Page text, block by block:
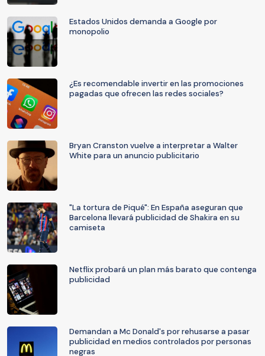
Estados Unidos demanda a Google por
monopolio
¿Es recomendable invertir en las promociones
pagadas que ofrecen las redes sociales?
Bryan Cranston vuelve a interpretar a Walter
White para un anuncio publicitario
"La tortura de Piqué": En España aseguran que
Barcelona llevará publicidad de Shakira en su
camiseta
Netflix probará un plan más barato que contenga
publicidad
Demandan a Mc Donald's por rehusarse a pasar
publicidad en medios controlados por personas
negras